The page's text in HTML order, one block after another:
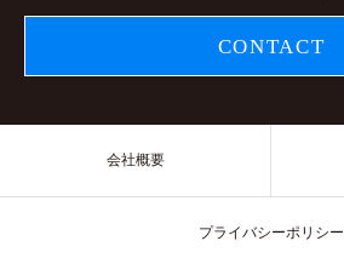
CONTACT
会社概要
プライバシーポリシー